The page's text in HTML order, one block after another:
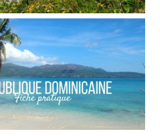
AU COL DES PORTES
Blog,Europe
DOMINICAINE // FICHE